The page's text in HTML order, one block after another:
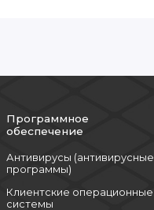
Программное
обеспечение
Антивирусы (антивирусные
программы)
Клиентские операционные
системы